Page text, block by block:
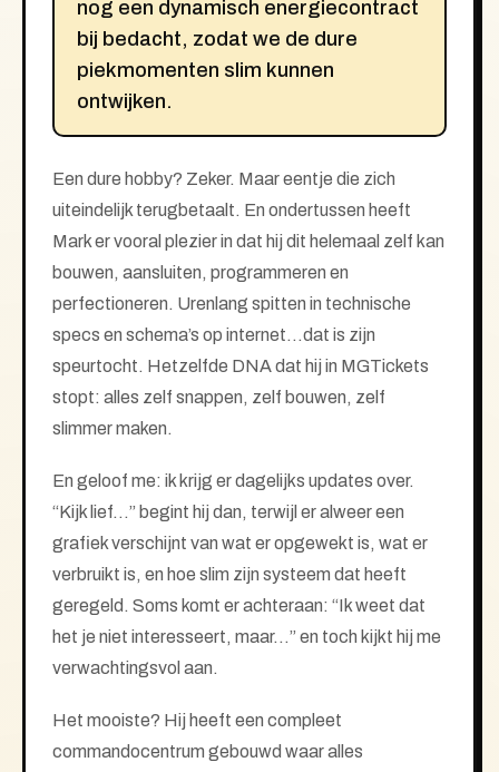
nog een dynamisch energiecontract
bij bedacht, zodat we de dure
piekmomenten slim kunnen
ontwijken.
Een dure hobby? Zeker. Maar eentje die zich
uiteindelijk terugbetaalt. En ondertussen heeft
Mark er vooral plezier in dat hij dit helemaal zelf kan
bouwen, aansluiten, programmeren en
perfectioneren. Urenlang spitten in technische
specs en schema’s op internet…dat is zijn
speurtocht. Hetzelfde DNA dat hij in MGTickets
stopt: alles zelf snappen, zelf bouwen, zelf
slimmer maken.
En geloof me: ik krijg er dagelijks updates over.
“Kijk lief…” begint hij dan, terwijl er alweer een
grafiek verschijnt van wat er opgewekt is, wat er
verbruikt is, en hoe slim zijn systeem dat heeft
geregeld. Soms komt er achteraan: “Ik weet dat
het je niet interesseert, maar…” en toch kijkt hij me
verwachtingsvol aan.
Het mooiste? Hij heeft een compleet
commandocentrum gebouwd waar alles